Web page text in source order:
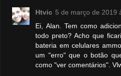
Htvic 5 de março de 2019
Ei, Alan. Tem como
todo preto? Acho que
bateria em celulares
um "erro" que o botão
como "ver comentários".